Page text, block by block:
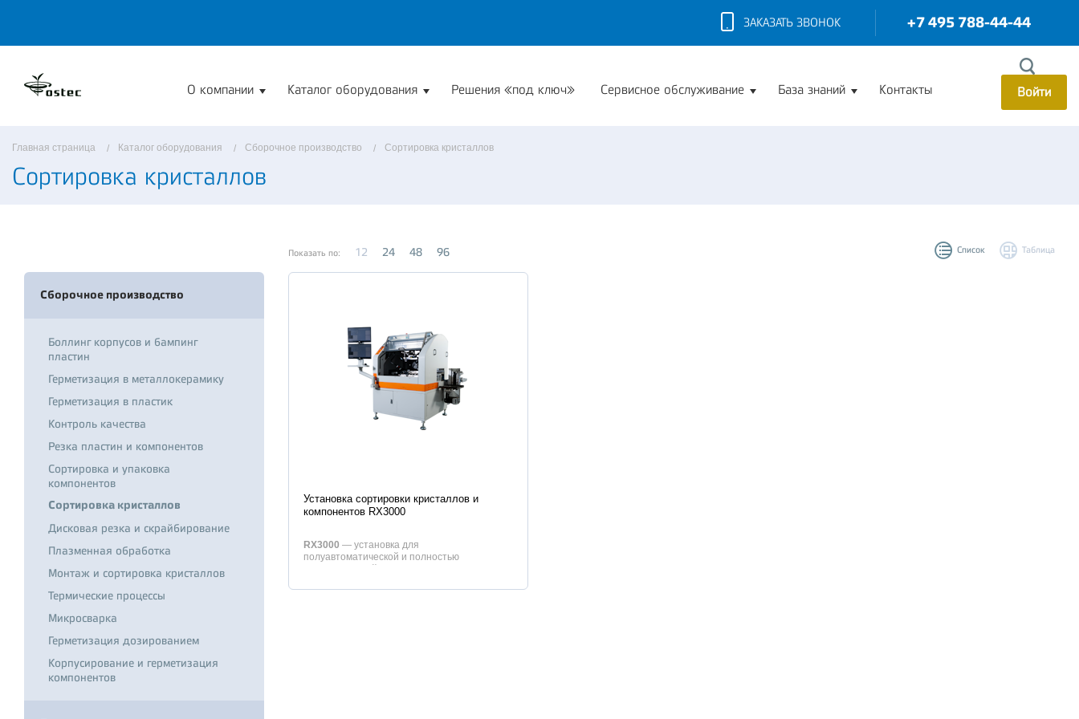
ЗАКАЗАТЬ ЗВОНОК +7 495 788-44-44
О компании Каталог оборудования Решения «под ключ» Сервисное обслуживание База знаний Контакты Войти
Главная страница Каталог оборудования Сборочное производство Сортировка кристаллов
Сортировка кристаллов
Показать по: 12 24 48 96 Список Таблица
Установка сортировки кристаллов и
компонентов RX3000
RX3000 — установка для
полуавтоматической и полностью
Сборочное производство
Боллинг корпусов и бампинг
пластин
Герметизация в металлокерамику
Герметизация в пластик
Контроль качества
Резка пластин и компонентов
Сортировка и упаковка
компонентов
Сортировка кристаллов
Дисковая резка и скрайбирование
Плазменная обработка
Монтаж и сортировка кристаллов
Термические процессы
Микросварка
Герметизация дозированием
Корпусирование и герметизация
компонентов